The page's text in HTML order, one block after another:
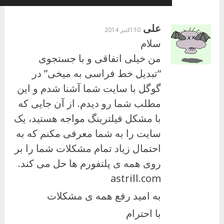
علی 10 اکتبر 2014
سلام
من خیلی اتفاقی و با جستجوی
“تبدیل خط فراسی به میخی” در
گوگل با سایت شما آشنا شدم و این
مطلب شما رو دیدم. از آن جایی که
با مشکل فیلترینگ مواجه هستید، یک
سایت را به شما معرفی مکنم که به
احتمال زیاد تمام مشکلات شما را بر
روی همه ی پلتفورم ها حل می کند.
astrill.com
به امید رفع همه ی مشکلات
با احترام